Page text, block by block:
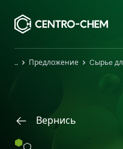
ГлавнаяПредложение Cырьe
Вернись